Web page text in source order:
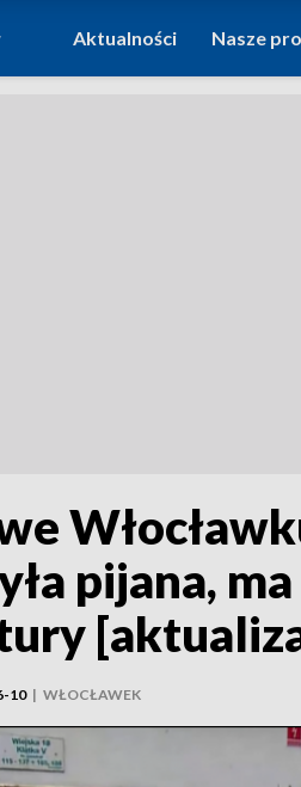
DO
Aktualności Nasze
pijana,
10 | WŁOCŁAWEK